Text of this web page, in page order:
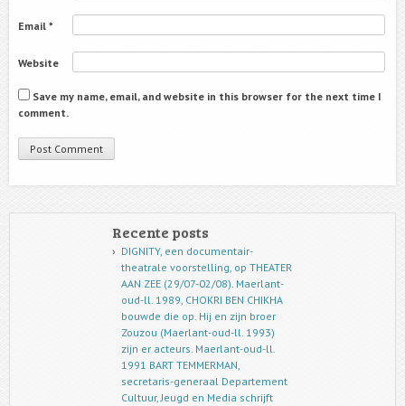
Email *
Website
Save my name, email, and website in this browser for the next time I
comment.
Recente posts
DIGNITY, een documentair-
theatrale voorstelling, op THEATER
AAN ZEE (29/07-02/08). Maerlant-
oud-ll. 1989, CHOKRI BEN CHIKHA
bouwde die op. Hij en zijn broer
Zouzou (Maerlant-oud-ll. 1993)
zijn er acteurs. Maerlant-oud-ll.
1991 BART TEMMERMAN,
secretaris-generaal Departement
Cultuur, Jeugd en Media schrijft